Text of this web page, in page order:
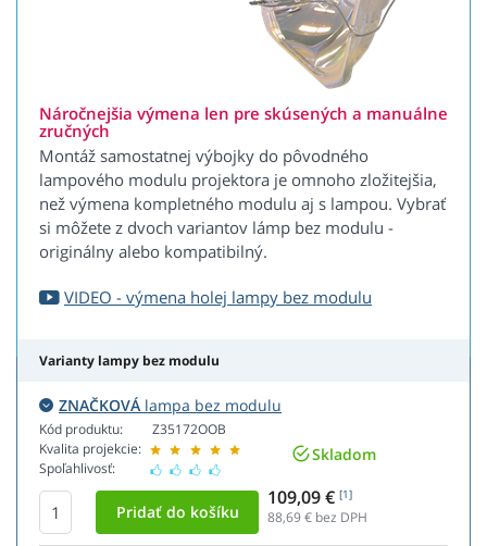
Náročnejšia výmena len pre skúsených a manuálne
zručných
Montáž samostatnej výbojky do pôvodného
lampového modulu projektora je omnoho zložitejšia,
než výmena kompletného modulu aj s lampou. Vybrať
si môžete z dvoch variantov lámp bez modulu -
originálny alebo kompatibilný.
VIDEO - výmena holej lampy bez modulu
Varianty lampy bez modulu
ZNAČKOVÁ lampa bez modulu
Kód produktu:
Kvalita projekcie:
Spoľahlivosť:
Z35172OOB
Skladom
109,09 € [1]
88,69€ bez DPH